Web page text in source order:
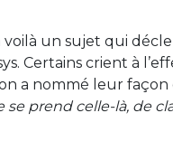
un sujet qui
Certains crient à
a nommé leur
se prend celle-là, de